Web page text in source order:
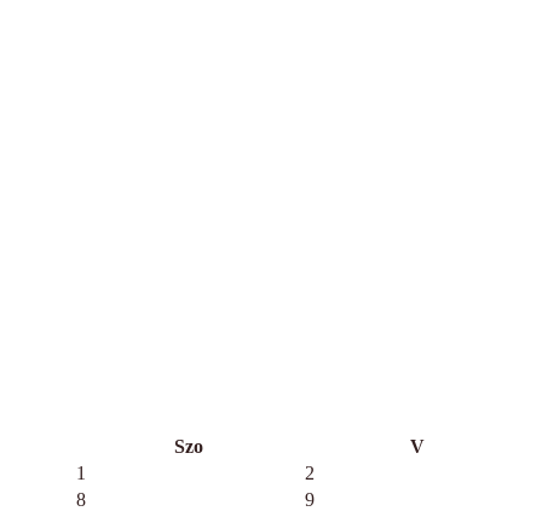
Szo
V
1
2
8
9